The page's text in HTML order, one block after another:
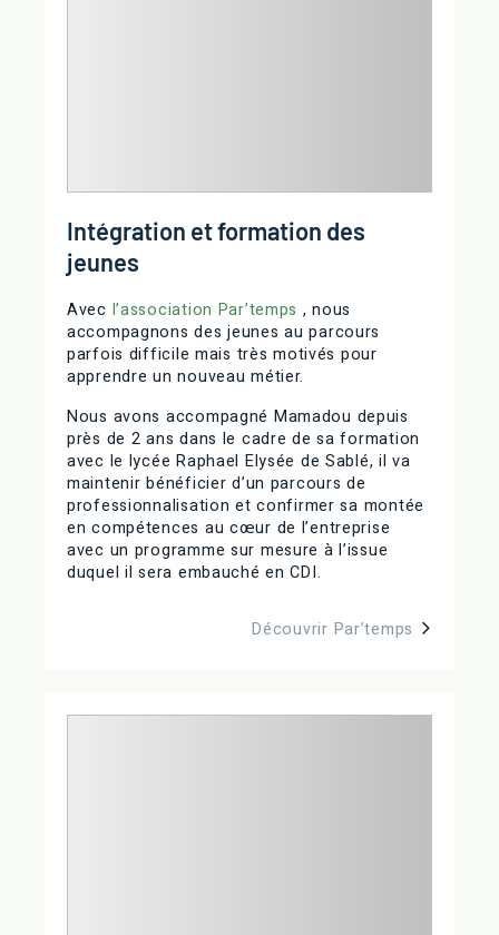
Intégration et formation des
jeunes
Avec l’association Par’temps , nous
accompagnons des jeunes au parcours
parfois difficile mais très motivés pour
apprendre un nouveau métier.
Nous avons accompagné Mamadou depuis
près de 2 ans dans le cadre de sa formation
avec le lycée Raphael Elysée de Sablé, il va
maintenir bénéficier d’un parcours de
professionnalisation et confirmer sa montée
en compétences au cœur de l’entreprise
avec un programme sur mesure à l’issue
duquel il sera embauché en CDI.
Découvrir Par’temps